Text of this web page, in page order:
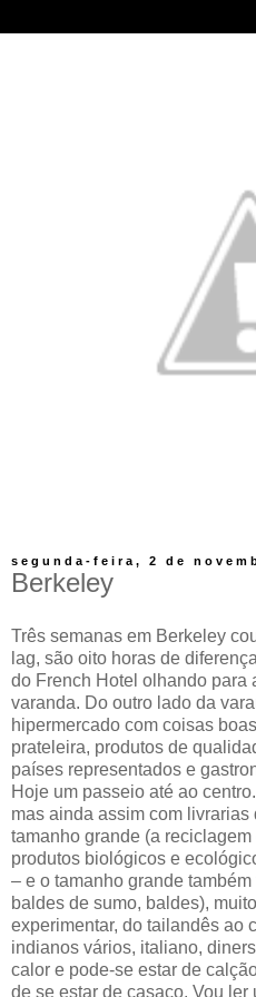
segunda-feira, 2 de
Berkeley
Três semanas em Berkeley
lag, são oito horas de
do French Hotel olhando para
varanda. Do outro lado da
hipermercado com coisas
prateleira, produtos de
países representados e
Hoje um passeio até ao
mas ainda assim com livrarias
tamanho grande (a
produtos biológicos e
– e o tamanho grande
baldes de sumo, baldes),
experimentar, do tailandês ao
indianos vários, italiano,
calor e pode-se estar de
de se estar de casaco. Vou